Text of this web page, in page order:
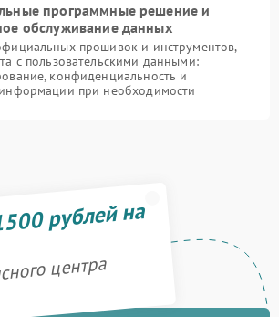
программные решение и
обслуживание данных
прошивок и инструментов,
с пользовательскими данными:
конфиденциальность и
при необходимости
рублей на
центра